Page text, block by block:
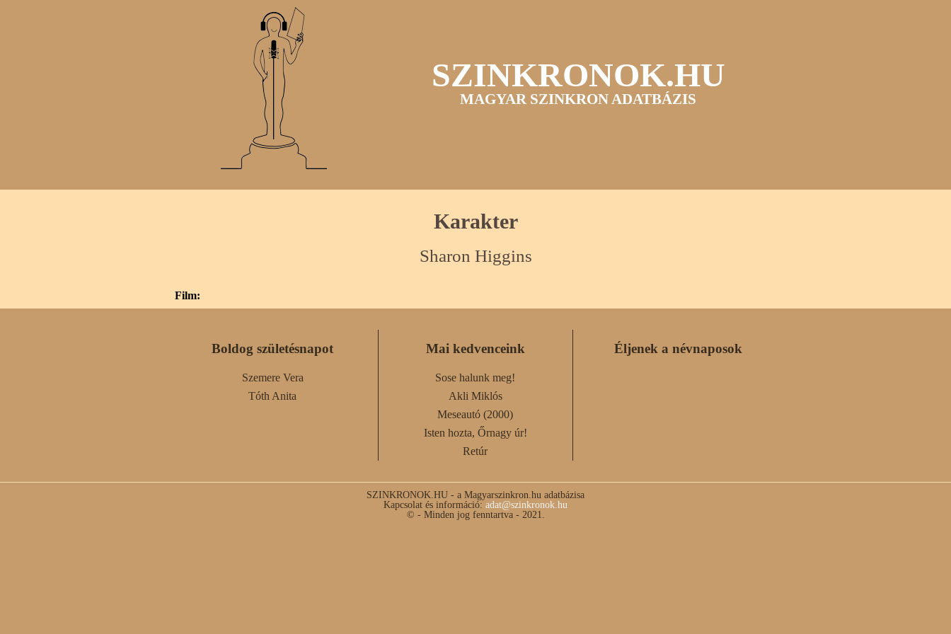
SZINKRONOK.HU
MAGYAR SZINKRON ADATBÁZIS
Karakter
Sharon Higgins
Film:
Boldog születésnapot
Szemere Vera
Tóth Anita
Mai kedvenceink
Sose halunk meg!
Akli Miklós
Meseautó (2000)
Isten hozta, Őrnagy úr!
Retúr
Éljenek a névnaposok
SZINKRONOK.HU - a Magyarszinkron.hu adatbázisa
Kapcsolat és információ: adat@szinkronok.hu
© - Minden jog fenntartva - 2021.